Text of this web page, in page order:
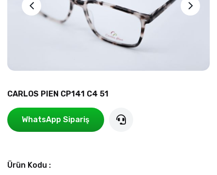
CARLOS PIEN CP141 C4 51
WhatsApp Sipariş
Ürün Kodu :